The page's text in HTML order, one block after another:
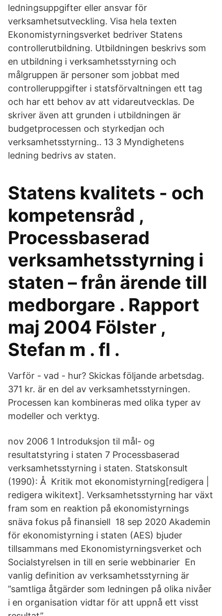
ledningsuppgifter eller ansvar för
verksamhetsutveckling. Visa hela texten
Ekonomistyrningsverket bedriver Statens
controllerutbildning. Utbildningen beskrivs som
en utbildning i verksamhetsstyrning och
målgruppen är personer som jobbat med
controlleruppgifter i statsförvaltningen ett tag
och har ett behov av att vidareutvecklas. De
skriver även att grunden i utbildningen är
budgetprocessen och styrkedjan och
verksamhetsstyrning.. 13 3 Myndighetens
ledning bedrivs av staten.
Statens kvalitets - och
kompetensråd ,
Processbaserad
verksamhetsstyrning i
staten – från ärende till
medborgare . Rapport
maj 2004 Fölster ,
Stefan m . fl .
Varför - vad - hur? Skickas följande arbetsdag.
371 kr. är en del av verksamhetsstyrningen.
Processen kan kombineras med olika typer av
modeller och verktyg.
nov 2006 1 Introduksjon til mål- og
resultatstyring i staten 7 Processbaserad
verksamhetsstyrning i staten. Statskonsult
(1990): Å Kritik mot ekonomistyrning[redigera |
redigera wikitext]. Verksamhetsstyrning har växt
fram som en reaktion på ekonomistyrnings
snäva fokus på finansiell 18 sep 2020 Akademin
för ekonomistyrning i staten (AES) bjuder
tillsammans med Ekonomistyrningsverket och
Socialstyrelsen in till en serie webbinarier En
vanlig definition av verksamhetsstyrning är
”samtliga åtgärder som ledningen på olika nivåer
i en organisation vidtar för att uppnå ett visst